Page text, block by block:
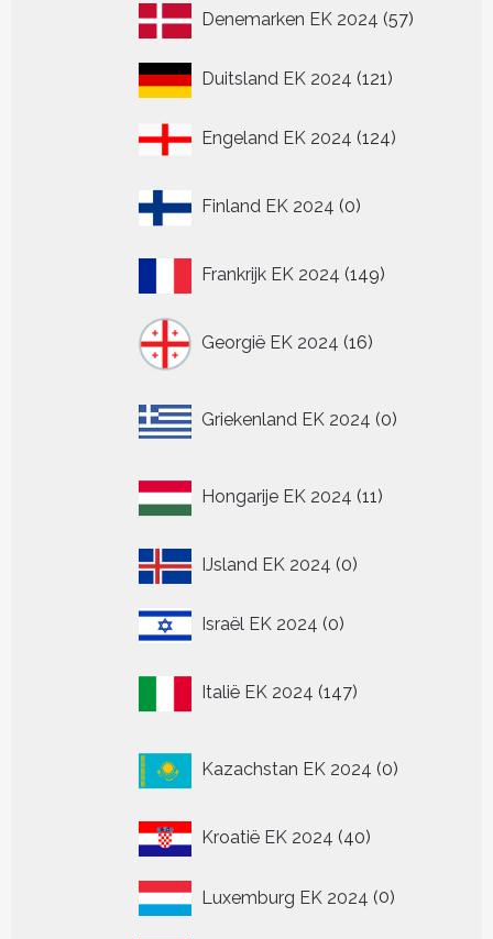
Denemarken EK 2024 5757
Duitsland EK 2024 121121
Engeland EK 2024 124124
Finland EK 2024 0
producten
Frankrijk EK 2024 149149
Georgië EK 2024 16
producten
Griekenland EK 2024 0
producten
Hongarije EK 2024 11
producten
IJsland EK 2024 00
Israël EK 2024 00
Italië EK 2024 147
producten
Kazachstan EK 2024 0
producten
Kroatië EK 2024 4040
Luxemburg EK 2024 00